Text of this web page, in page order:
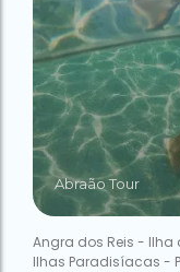
Abraão Tour
Angra dos Reis - Ilha
Ilhas Paradisíacas -